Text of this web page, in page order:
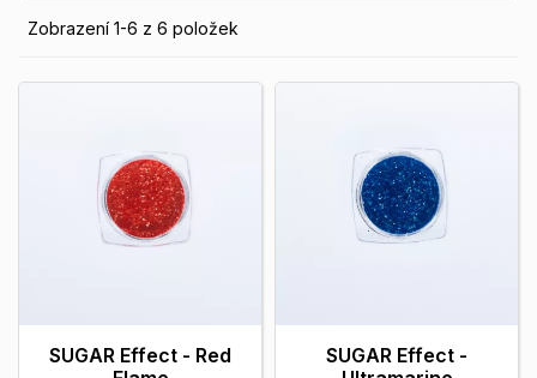
Zobrazení 1-6 z 6 položek
SUGAR Effect - Red
SUGAR Effect -